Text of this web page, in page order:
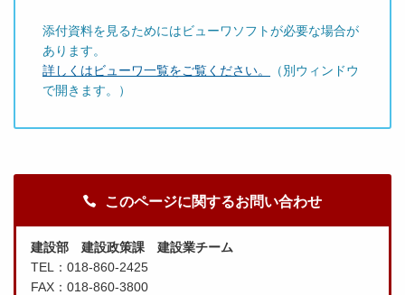
添付資料を見るためにはビューワソフトが必要な場合が
あります。
詳しくはビューワ一覧をご覧ください。
（別ウィンドウ
で開きます。）
このページに関するお問い合わせ
建設部 建設政策課 建設業チーム
TEL：018-860-2425
FAX：018-860-3800